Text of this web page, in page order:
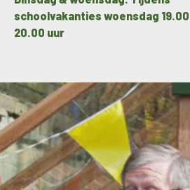
schoolvakanties woensdag
20.00 uur